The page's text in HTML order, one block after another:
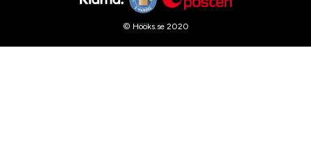
© Hööks.se 2020